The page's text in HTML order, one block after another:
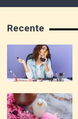
Recente